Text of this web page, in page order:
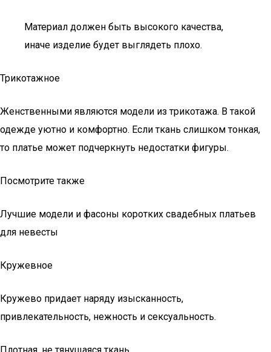
Материал должен быть высокого качества,
иначе изделие будет выглядеть плохо.
Трикотажное
Женственными являются модели из трикотажа. В такой
одежде уютно и комфортно. Если ткань слишком тонкая,
то платье может подчеркнуть недостатки фигуры.
Посмотрите также
Лучшие модели и фасоны коротких свадебных платьев
для невесты
Кружевное
Кружево придает наряду изысканность,
привлекательность, нежность и сексуальность.